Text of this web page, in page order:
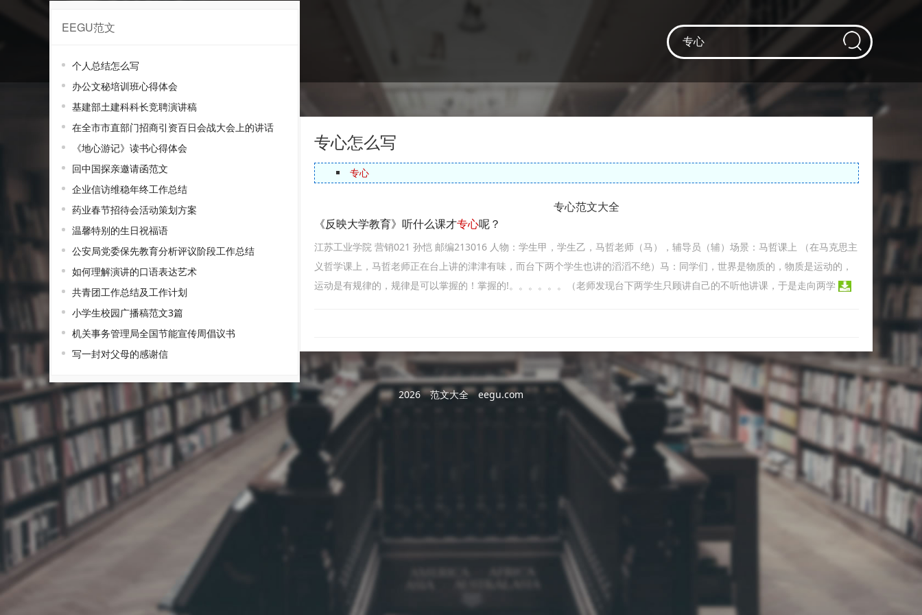
专心范文
EEGU范文
个人总结怎么写
办公文秘培训班心得体会
基建部土建科科长竞聘演讲稿
在全市市直部门招商引资百日会战大会上的讲话
《地心游记》读书心得体会
回中国探亲邀请函范文
企业信访维稳年终工作总结
药业春节招待会活动策划方案
温馨特别的生日祝福语
公安局党委保先教育分析评议阶段工作总结
如何理解演讲的口语表达艺术
共青团工作总结及工作计划
小学生校园广播稿范文3篇
机关事务管理局全国节能宣传周倡议书
写一封对父母的感谢信
专心怎么写
专心
专心范文大全
《反映大学教育》听什么课才专心呢？
江苏工业学院 营销021 孙恺 邮编213016 人物：学生甲，学生乙，马哲老师（马），辅导员（辅）场景：马哲课上 （在马克思主
义哲学课上，马哲老师正在台上讲的津津有味，而台下两个学生也讲的滔滔不绝）马：同学们，世界是物质的，物质是运动的，
运动是有规律的，规律是可以掌握的！掌握的!。。。。。。（老师发现台下两学生只顾讲自己的不听他讲课，于是走向两学
2026 范文大全 eegu.com